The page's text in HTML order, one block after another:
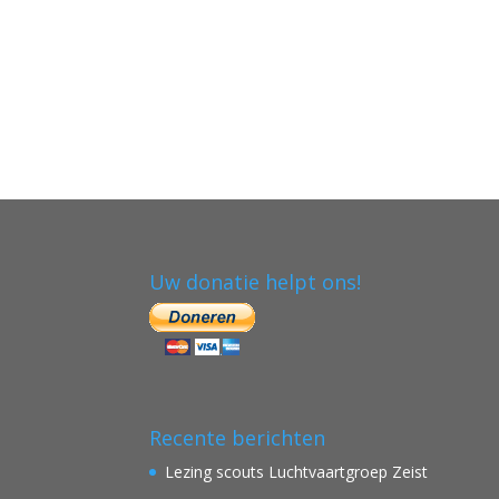
Uw donatie helpt ons!
Recente berichten
Lezing scouts Luchtvaartgroep Zeist